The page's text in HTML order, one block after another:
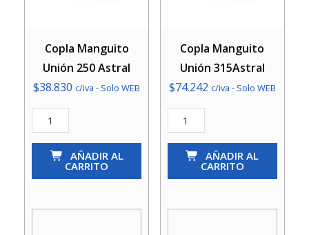
Copla Manguito
Unión 250 Astral
$38.830 c/iva - Solo WEB
Copla
Manguito
Unión
cantidad
AÑADIR AL
CARRITO
Copla Manguito
Unión 315Astral
$74.242 c/iva - Solo WEB
Copla
Manguito
Unión
AÑADIR AL
CARRITO